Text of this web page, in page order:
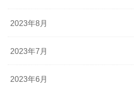
2023年8月
2023年7月
2023年6月